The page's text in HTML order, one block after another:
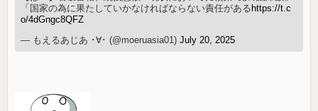
「国家の為に果たしていかなければならない責任がある https://t.c
o/4dGngc8QFZ
— もえるあじあ ･∀･ (@moeruasia01)July 20, 2025